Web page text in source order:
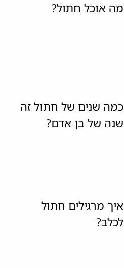
מה אוכל חתול?
כמה שנים של חתול זה
שנה של בן אדם?
איך מרגילים חתול
לכלב?